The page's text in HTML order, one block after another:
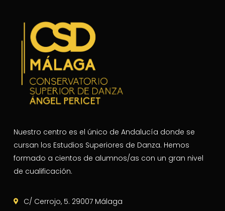
Nuestro centro es el único de Andalucía donde se
cursan los Estudios Superiores de Danza. Hemos
formado a cientos de alumnos/as con un gran nivel
de cualificación.
C/ Cerrojo, 5. 29007 Málaga